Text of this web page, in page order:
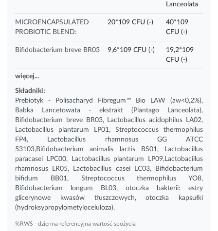
Lanceolata
MICROENCAPSULATED
PROBIOTIC BLEND:
20*109 CFU (-)
40*109
CFU (-)
Bifidobacterium breve BR03 9,6*109 CFU (-)
19,2*109
CFU (-)
więcej...
Składniki:
Prebiotyk - Polisacharyd Fibregum™ Bio LAW (aw<0,2%),
Babka Lancetowata - ekstrakt (Plantago Lanceolata),
Bifidobacterium breve BR03, Lactobacillus acidophilus LA02,
Lactobacillus plantarum LP01, Streptococcus thermophilus
FP4, Lactobacillus rhamnosus GG ATCC
53103,Bifidobacterium animalis lactis BS01, Lactobacillus
paracasei LPC00, Lactobacillus plantarum LP09,Lactobacillus
rhamnosus LR05, Lactobacillus casei LC03, Bifidobacterium
bifidum BB01, Streptococcus thermophilus YO8,
Bifidobacterium longum BL03, otoczka bakterii: estry
glicerynowe kwasów tłuszczowych, otoczka kapsułki
(hydroksypropylometyloceluloza).
%RWS - dzienna referencyjna wartość spożycia